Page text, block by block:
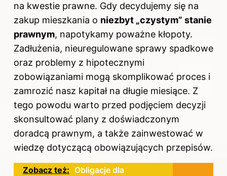
na kwestie prawne. Gdy decydujemy się na
zakup mieszkania o niezbyt „czystym” stanie
prawnym, napotykamy poważne kłopoty.
Zadłużenia, nieuregulowane sprawy spadkowe
oraz problemy z hipotecznymi
zobowiązaniami mogą skomplikować proces i
zamrozić nasz kapitał na długie miesiące. Z
tego powodu warto przed podjęciem decyzji
skonsultować plany z doświadczonym
doradcą prawnym, a także zainwestować w
wiedzę dotyczącą obowiązujących przepisów.
Zobacz też: Obligacje dla